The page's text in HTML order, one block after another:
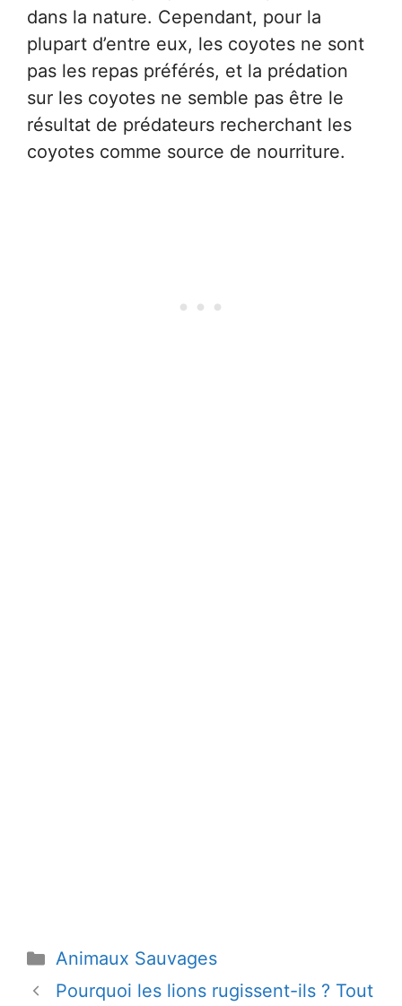
dans la nature. Cependant, pour la
plupart d’entre eux, les coyotes ne sont
pas les repas préférés, et la prédation
sur les coyotes ne semble pas être le
résultat de prédateurs recherchant les
coyotes comme source de nourriture.
Catégories
Animaux Sauvages
Pourquoi les lions rugissent-ils ? Tout